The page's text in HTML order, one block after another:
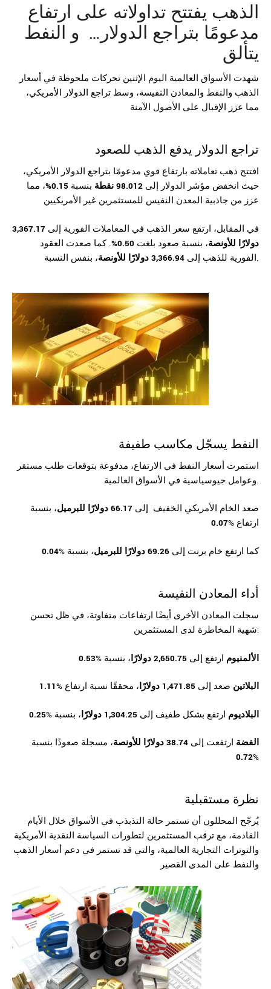
الذهب يفتتح تداولاته على ارتفاع
مدعومًا بتراجع الدولار… و النفط
يتألق
شهدت الأسواق العالمية اليوم الإثنين تحركات ملحوظة في أسعار
الذهب والنفط والمعادن النفيسة، وسط تراجع الدولار الأمريكي،
مما عزز الإقبال على الأصول الآمنة
تراجع الدولار يدفع الذهب للصعود
افتتح ذهب تعاملاته بارتفاع قوي مدعومًا بتراجع الدولار الأمريكي،
حيث انخفض مؤشر الدولار إلى 98.012 نقطة بنسبة 0.15% ، مما
عزز من جاذبية المعدن النفيس للمستثمرين غير الأمريكيين
في المقابل، ارتفع سعر الذهب في المعاملات الفورية إلى 3,367.17
دولارًا للأونصة، بنسبة صعود بلغت 0.50% . كما صعدت العقود
الفورية للذهب إلى 3,366.94 دولارًا للأونصة ، بنفس النسبة.
النفط يسجّل مكاسب طفيفة
استمرت أسعار النفط في الارتفاع، مدفوعة بتوقعات طلب مستقر
وعوامل جيوسياسية في الأسواق العالمية.
صعد الخام الأمريكي الخفيف إلى 66.17 دولارًا للبرميل
، بنسبة
ارتفاع %0.07
كما ارتفع خام برنت إلى 69.26 دولارًا للبرميل ، بنسبة %0.04
أداء المعادن النفيسة
سجلت المعادن الأخرى أيضًا ارتفاعات متفاوتة، في ظل تحسن
شهية المخاطرة لدى المستثمرين:
الألمنيوم ارتفع إلى 2,650.75 دولارًا ، بنسبة %0.53
البلاتين صعد إلى 1,471.85 دولارًا ، محققًا نسبة ارتفاع %1.11
البلاديوم ارتفع بشكل طفيف إلى 1,304.25 دولارًا ، بنسبة %0.25
الفضة ارتفعت إلى 38.74 دولارًا للأونصة
، مسجلة صعودًا بنسبة
%
0.72
نظرة مستقبلية
يُرجّح المحللون أن تستمر حالة التذبذب في الأسواق خلال الأيام
القادمة، مع ترقب المستثمرين لتطورات السياسة النقدية الأمريكية
والتوترات التجارية العالمية، والتي قد تستمر في دعم أسعار الذهب
والنفط على المدى القصير